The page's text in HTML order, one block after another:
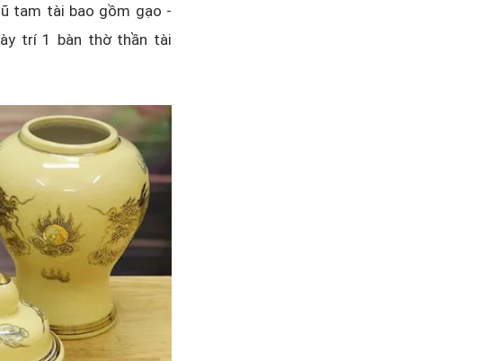
tam tài bao gồm gạo -
trí 1 bàn thờ thần tài